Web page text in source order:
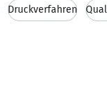
Druckverfahren